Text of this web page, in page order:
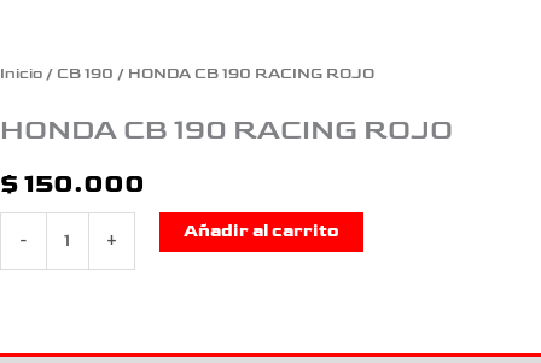
Inicio / CB 190 / HONDA CB 190 RACING ROJO
HONDA CB 190 RACING ROJO
$ 150.000
- +
Añadir al carrito